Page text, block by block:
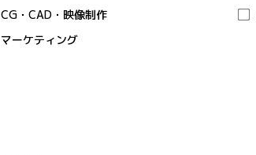
CG・CAD・映像制作
マーケティング